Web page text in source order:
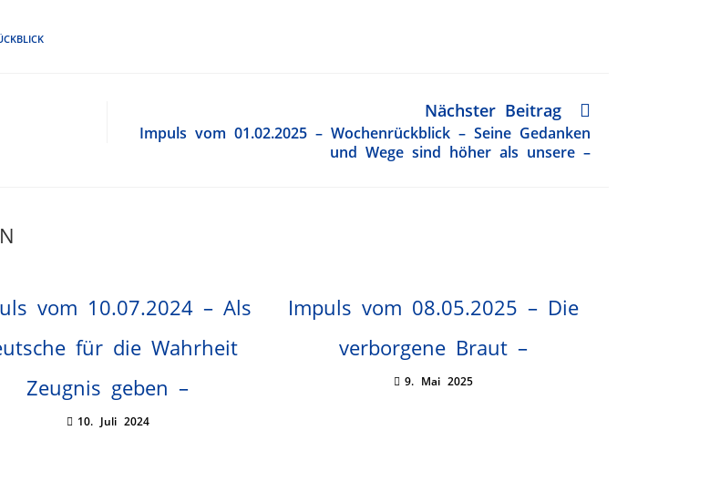
Nächster Beitrag
Impuls vom 01.02.2025 – Wochenrückblick – Seine Gedanken
und Wege sind höher als unsere –
vom 10.07.2024 – Als
für die Wahrheit
Zeugnis geben –
10. Juli 2024
Impuls vom 08.05.2025 – Die
verborgene Braut –
9. Mai 2025